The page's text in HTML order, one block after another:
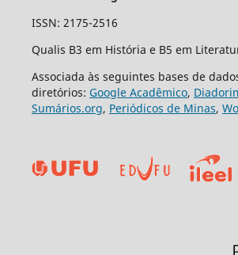
ISSN: 2175-2516
Qualis B3 em História e B5 em
Associada às seguintes bases de
diretórios: Google Acadêmico,
Sumários.org, Periódicos de Minas,